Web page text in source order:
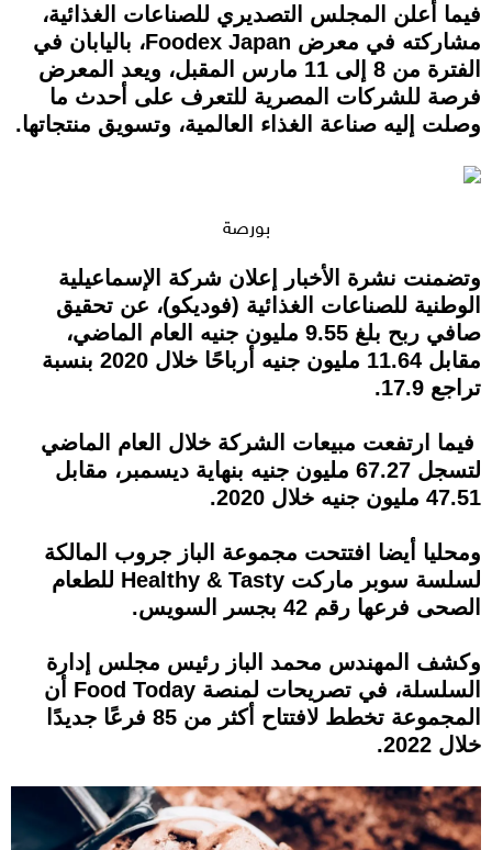
فيما أعلن المجلس التصديري للصناعات الغذائية،
مشاركته في معرض Foodex Japan، باليابان في
الفترة من 8 إلى 11 مارس المقبل، ويعد المعرض
فرصة للشركات المصرية للتعرف على أحدث ما
وصلت إليه صناعة الغذاء العالمية، وتسويق منتجاتها.
بورصة
وتضمنت نشرة الأخبار إعلان شركة الإسماعيلية
الوطنية للصناعات الغذائية (فوديكو)، عن تحقيق
صافي ربح بلغ 9.55 مليون جنيه العام الماضي،
مقابل 11.64 مليون جنيه أرباحًا خلال 2020 بنسبة
تراجع 17.9.
فيما ارتفعت مبيعات الشركة خلال العام الماضي
لتسجل 67.27 مليون جنيه بنهاية ديسمبر، مقابل
47.51 مليون جنيه خلال 2020.
ومحليا أيضا افتتحت مجموعة الباز جروب المالكة
لسلسة سوبر ماركت Healthy & Tasty للطعام
الصحى فرعها رقم 42 بجسر السويس.
وكشف المهندس محمد الباز رئيس مجلس إدارة
السلسلة، في تصريحات لمنصة Food Today أن
المجموعة تخطط لافتتاح أكثر من 85 فرعًا جديدًا
خلال 2022.